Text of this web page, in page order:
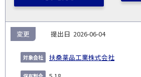
2026-06-04
扶桑薬品工業株式会社
変更